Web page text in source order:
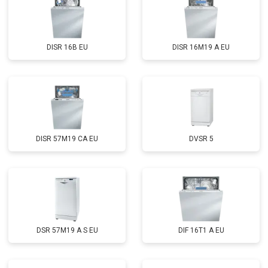
Замена нижнего уплотнителя
от 1000 ₽
Замена заливного шланга с
системой Аквастоп
от 1100 ₽ Заказать
Диагностика бесплатно Заказать
DISR 16B EU DISR 16M19 A EU
DISR 57M19 CA EU DVSR 5
DSR 57M19 A S EU DIF 16T1 A EU